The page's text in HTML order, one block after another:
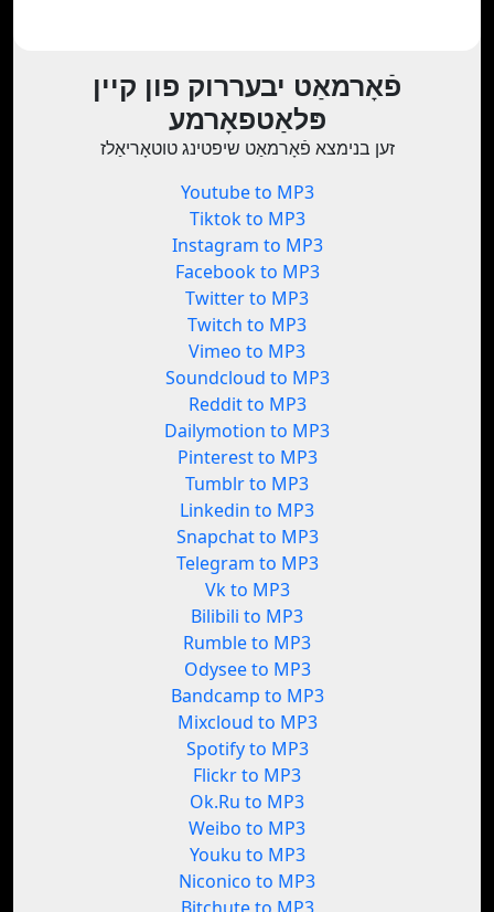
פֿאָרמאַט יבעררוק פון קיין
פּלאַטפאָרמע
זען בנימצא פֿאָרמאַט שיפטינג טוטאָריאַלז
Youtube to MP3
Tiktok to MP3
Instagram to MP3
Facebook to MP3
Twitter to MP3
Twitch to MP3
Vimeo to MP3
Soundcloud to MP3
Reddit to MP3
Dailymotion to MP3
Pinterest to MP3
Tumblr to MP3
Linkedin to MP3
Snapchat to MP3
Telegram to MP3
Vk to MP3
Bilibili to MP3
Rumble to MP3
Odysee to MP3
Bandcamp to MP3
Mixcloud to MP3
Spotify to MP3
Flickr to MP3
Ok.Ru to MP3
Weibo to MP3
Youku to MP3
Niconico to MP3